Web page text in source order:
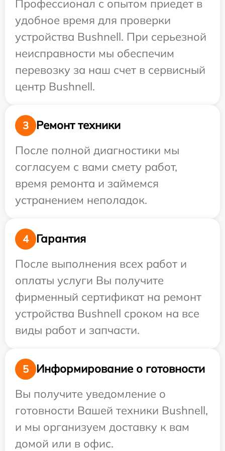
Профессионал с опытом приедет в
удобное время для проверки
устройства Bushnell. При серьезной
неисправности мы обеспечим
перевозку за наш счет в сервисный
центр Bushnell.
3
Ремонт техники
После полной диагностики мы
согласуем с вами смету работ,
время ремонта и займемся
устранением неполадок.
4
Гарантия
После выполнения всех работ и
оплаты услуги Вы получите
фирменный сертификат на ремонт
устройства Bushnell сроком на все
виды работ и запчасти.
5
Информирование о готовности
Вы получите уведомление о
готовности Вашей техники Bushnell,
и мы организуем доставку к вам
домой или в офис.